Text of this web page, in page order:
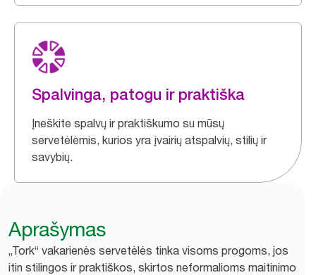
Spalvinga, patogu ir praktiška
Įneškite spalvų ir praktiškumo su mūsų
servetėlėmis, kurios yra įvairių atspalvių, stilių ir
savybių.
Aprašymas
„Tork“ vakarienės servetėlės tinka visoms progoms, jos
itin stilingos ir praktiškos, skirtos neformalioms maitinimo